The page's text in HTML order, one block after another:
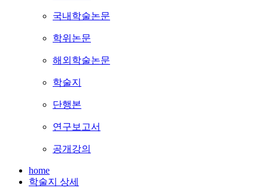
국내학술논문
학위논문
해외학술논문
학술지
단행본
연구보고서
공개강의
home
학술지 상세